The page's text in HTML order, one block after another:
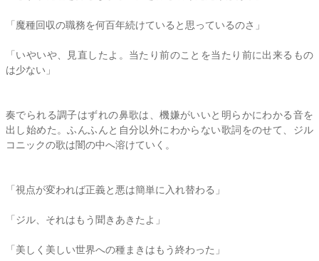
「魔種回収の職務を何百年続けていると思っているのさ」
「いやいや、見直したよ。当たり前のことを当たり前に出来るもの
は少ない」
奏でられる調子はずれの鼻歌は、機嫌がいいと明らかにわかる音を
出し始めた。ふんふんと自分以外にわからない歌詞をのせて、ジル
コニックの歌は闇の中へ溶けていく。
「視点が変われば正義と悪は簡単に入れ替わる」
「ジル、それはもう聞きあきたよ」
「美しく美しい世界への種まきはもう終わった」